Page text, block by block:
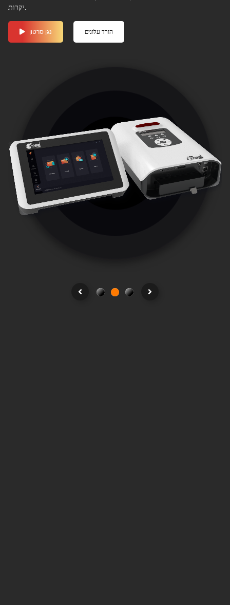
נגן סרטון הורד עלונים